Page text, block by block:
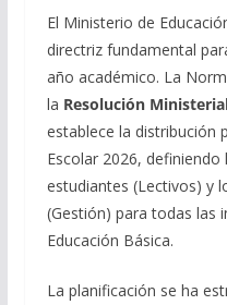
El Ministerio de
directriz fundamental
año académico. La
la Resolución
establece la distribución
Escolar 2026,
estudiantes (Lectivos) y
(Gestión) para todas las
Educación Básica.
La planificación se ha